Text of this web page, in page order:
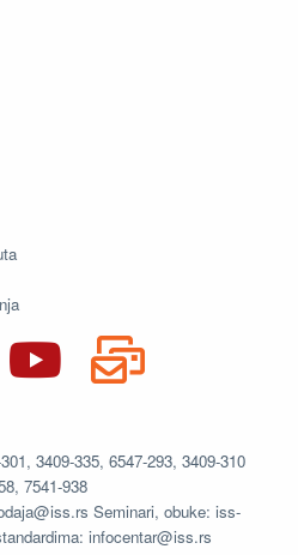
3409-335, 6547-293, 3409-310
7541-938
Seminari, obuke: iss-
infocentar@iss.rs